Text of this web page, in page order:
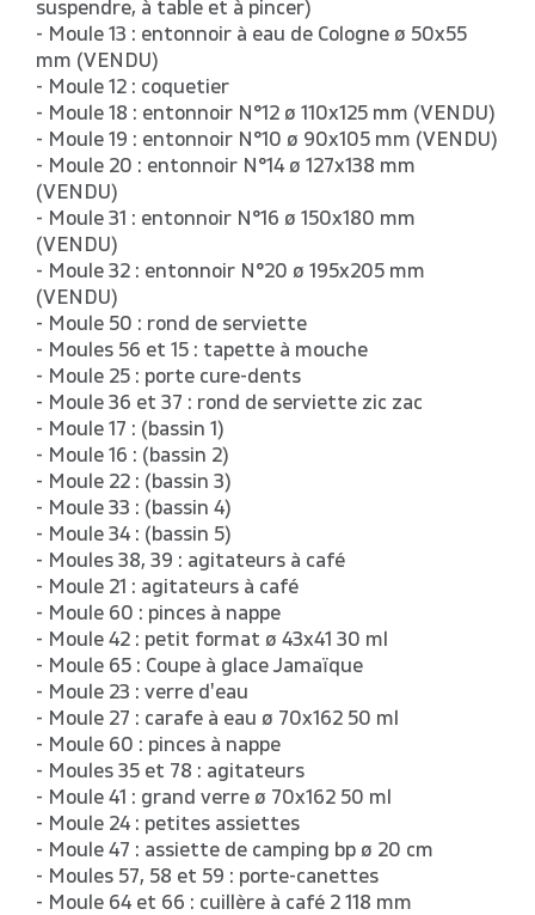
suspendre, à table et à pincer)
- Moule 13 : entonnoir à eau de Cologne ø 50x55
mm (VENDU)
- Moule 12 : coquetier
- Moule 18 : entonnoir N°12 ø 110x125 mm (VENDU)
- Moule 19 : entonnoir N°10 ø 90x105 mm (VENDU)
- Moule 20 : entonnoir N°14 ø 127x138 mm
(VENDU)
- Moule 31 : entonnoir N°16 ø 150x180 mm
(VENDU)
- Moule 32 : entonnoir N°20 ø 195x205 mm
(VENDU)
- Moule 50 : rond de serviette
- Moules 56 et 15 : tapette à mouche
- Moule 25 : porte cure-dents
- Moule 36 et 37 : rond de serviette zic zac
- Moule 17 : (bassin 1)
- Moule 16 : (bassin 2)
- Moule 22 : (bassin 3)
- Moule 33 : (bassin 4)
- Moule 34 : (bassin 5)
- Moules 38, 39 : agitateurs à café
- Moule 21 : agitateurs à café
- Moule 60 : pinces à nappe
- Moule 42 : petit format ø 43x41 30 ml
- Moule 65 : Coupe à glace Jamaïque
- Moule 23 : verre d'eau
- Moule 27 : carafe à eau ø 70x162 50 ml
- Moule 60 : pinces à nappe
- Moules 35 et 78 : agitateurs
- Moule 41 : grand verre ø 70x162 50 ml
- Moule 24 : petites assiettes
- Moule 47 : assiette de camping bp ø 20 cm
- Moules 57, 58 et 59 : porte-canettes
- Moule 64 et 66 : cuillère à café 2 118 mm